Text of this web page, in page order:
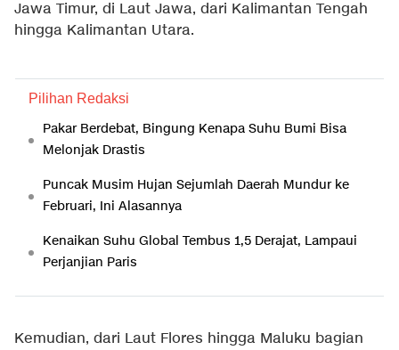
Jawa Timur, di Laut Jawa, dari Kalimantan Tengah
hingga Kalimantan Utara.
Pilihan Redaksi
Pakar Berdebat, Bingung Kenapa Suhu Bumi Bisa
Melonjak Drastis
Puncak Musim Hujan Sejumlah Daerah Mundur ke
Februari, Ini Alasannya
Kenaikan Suhu Global Tembus 1,5 Derajat, Lampaui
Perjanjian Paris
Kemudian, dari Laut Flores hingga Maluku bagian